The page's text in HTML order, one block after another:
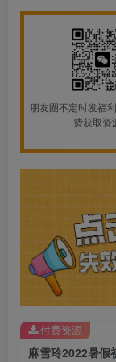
朋友圈不定时发福
费获取资
麻雪玲2022暑假
付费资源